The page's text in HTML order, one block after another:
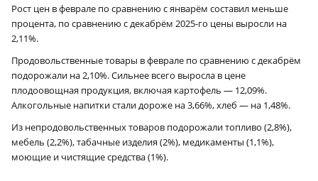
Рост цен в феврале по сравнению с январём составил меньше
процента, по сравнению с декабрём 2025-го цены выросли на
2,11%.
Продовольственные товары в феврале по сравнению с декабрём
подорожали на 2,10%. Сильнее всего выросла в цене
плодоовощная продукция, включая картофель — 12,09%.
Алкогольные напитки стали дороже на 3,66%, хлеб — на 1,48%.
Из непродовольственных товаров подорожали топливо (2,8%),
мебель (2,2%), табачные изделия (2%), медикаменты (1,1%),
моющие и чистящие средства (1%).